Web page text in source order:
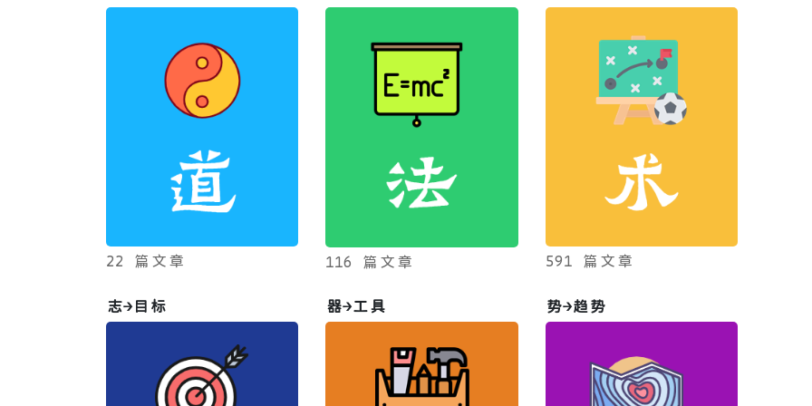
22 篇文章 116 篇文章 591 篇文章
志→目标 器→工具 势→趋势